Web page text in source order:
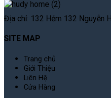
Địa chỉ: 132 Hẻm 132 Nguyễn
SITE MAP
Trang chủ
Giới Thiệu
Liên Hệ
Cửa Hàng